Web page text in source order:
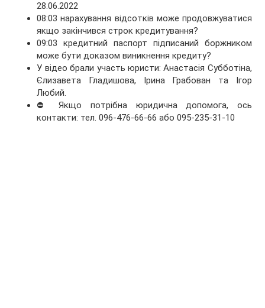
28.06.2022
08:03 нарахування відсотків може продовжуватися
якщо закінчився строк кредитування?
09:03 кредитний паспорт підписаний боржником
може бути доказом виникнення кредиту?
У відео брали участь юристи: Анастасія Субботіна,
Єлизавета Гладишова, Ірина Грабован та Ігор
Любий.
⛔ Якщо потрібна юридична допомога, ось
контакти: тел. 096-476-66-66 або 095-235-31-10